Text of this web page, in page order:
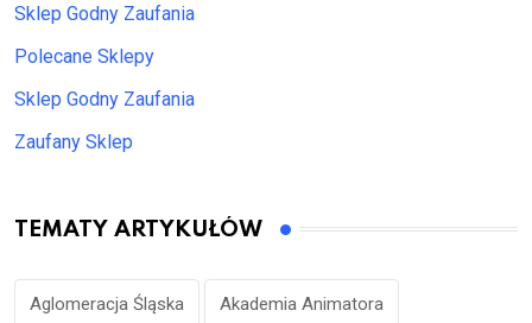
Sklep Godny Zaufania
Polecane Sklepy
Sklep Godny Zaufania
Zaufany Sklep
TEMATY ARTYKUŁÓW
Aglomeracja Śląska Akademia Animatora